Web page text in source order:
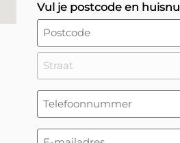
Vul je postcode en
Telefoonnummer
(Vereist)
E-